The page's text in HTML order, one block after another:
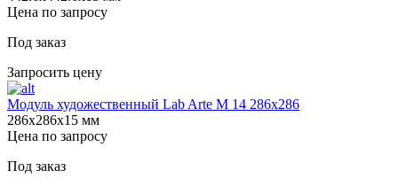
Цена по запросу
Под заказ
Запросить цену
Модуль художественный Lab Arte М 14 286х286
286х286х15 мм
Цена по запросу
Под заказ